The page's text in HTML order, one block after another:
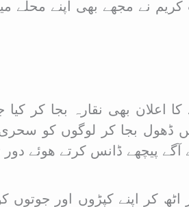
نے مجھے بھی اپنے محلے
اعلان بھی نقارہ بجا کر کیا
بجا کر لوگوں کو سحری
پیچھے ڈانس کرتے ھوئے
کر اپنے کپڑوں اور جوتوں